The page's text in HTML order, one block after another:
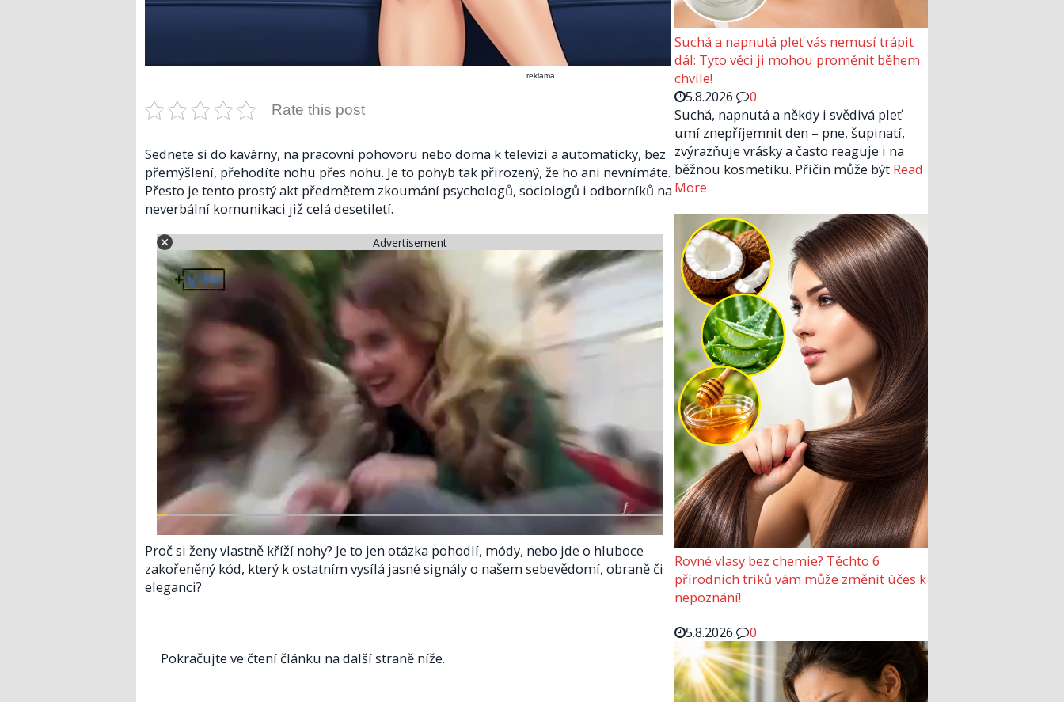
reklama
Rate this post
Sednete si do kavárny, na pracovní pohovoru nebo doma k televizi a automaticky, bez
přemýšlení, přehodíte nohu přes nohu. Je to pohyb tak přirozený, že ho ani nevnímáte.
Přesto je tento prostý akt předmětem zkoumání psychologů, sociologů i odborníků na
neverbální komunikaci již celá desetiletí.
Advertisement
Proč si ženy vlastně kříží nohy? Je to jen otázka pohodlí, módy, nebo jde o hluboce
zakořeněný kód, který k ostatním vysílá jasné signály o našem sebevědomí, obraně či
eleganci?
Pokračujte ve čtení článku na další straně níže.
Suchá a napnutá pleť vás nemusí trápit
dál: Tyto věci ji mohou proměnit během
chvíle!
5.8.2026
0
Suchá, napnutá a někdy i svědivá pleť
umí znepříjemnit den – pne, šupinatí,
zvýrazňuje vrásky a často reaguje i na
běžnou kosmetiku. Příčin může být Read
More
Rovné vlasy bez chemie? Těchto 6
přírodních triků vám může změnit účes k
nepoznání!
5.8.2026
0